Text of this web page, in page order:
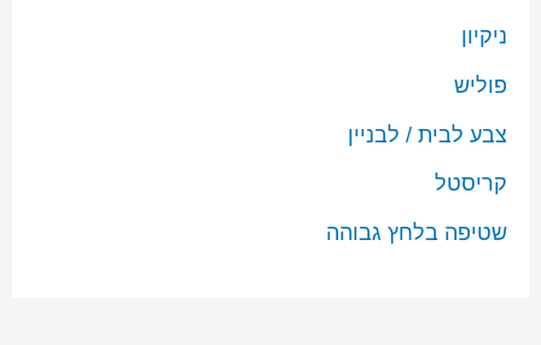
ניקיון
פוליש
צבע לבית / לבניין
קריסטל
שטיפה בלחץ גבוהה